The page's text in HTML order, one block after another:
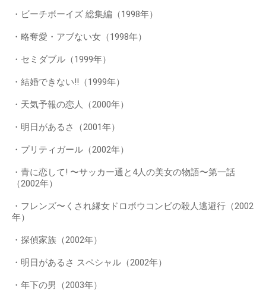
・ビーチボーイズ 総集編（1998年）
・略奪愛・アブない女（1998年）
・セミダブル（1999年）
・結婚できない!!（1999年）
・天気予報の恋人（2000年）
・明日があるさ（2001年）
・プリティガール（2002年）
・青に恋して! 〜サッカー通と4人の美女の物語〜第一話
（2002年）
・フレンズ〜くされ縁女ドロボウコンビの殺人逃避行（2002
年）
・探偵家族（2002年）
・明日があるさ スペシャル（2002年）
・年下の男（2003年）